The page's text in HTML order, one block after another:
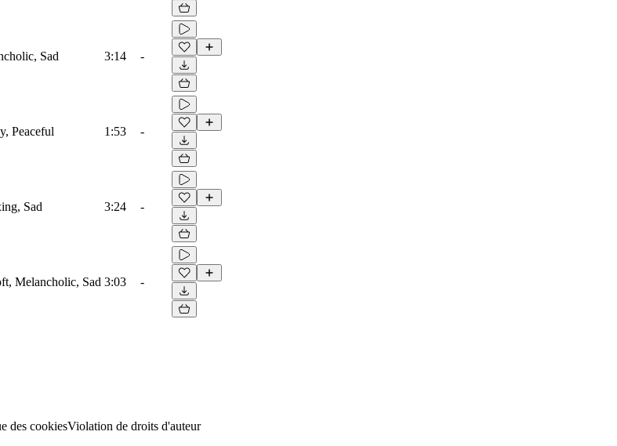
Sad 3:14 -
Peaceful 1:53 -
Sad 3:24 -
Melancholic, Sad 3:03 -
des cookiesViolation de droits d'auteur